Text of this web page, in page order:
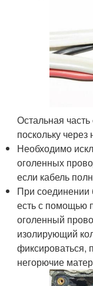
Остальная часть
поскольку через
Необходимо
оголенных
если кабель
При соединении
есть с помощью
оголенный
изолирующий
фиксироваться,
негорючие